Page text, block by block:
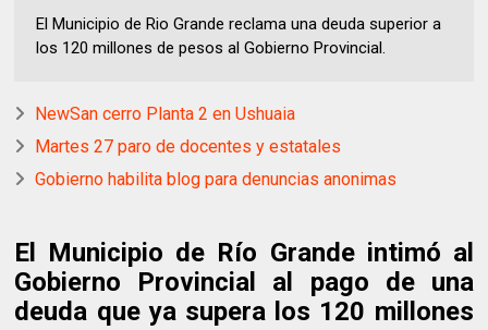
El Municipio de Rio Grande reclama una deuda superior a
los 120 millones de pesos al Gobierno Provincial.
NewSan cerro Planta 2 en Ushuaia
Martes 27 paro de docentes y estatales
Gobierno habilita blog para denuncias anonimas
El Municipio de Río Grande intimó al
Gobierno Provincial al pago de una
deuda que ya supera los 120 millones